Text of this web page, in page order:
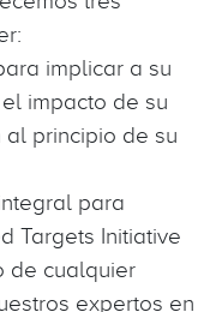
implicar a su
impacto de su
principio de su
para
Targets Initiative
de cualquier
expertos en